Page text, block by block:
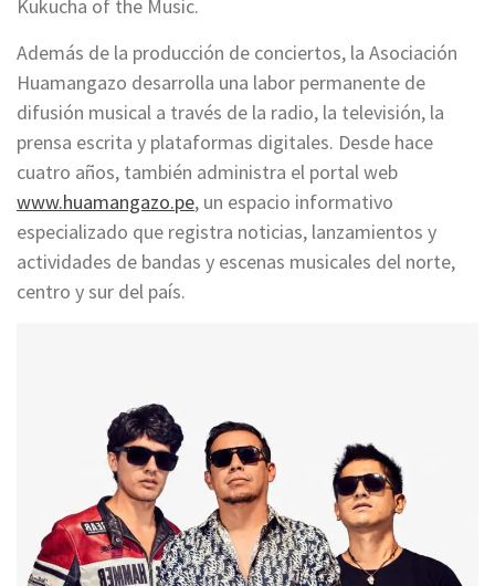
Kukucha of the Music.
Además de la producción de conciertos, la Asociación
Huamangazo desarrolla una labor permanente de
difusión musical a través de la radio, la televisión, la
prensa escrita y plataformas digitales. Desde hace
cuatro años, también administra el portal web
www.huamangazo.pe, un espacio informativo
especializado que registra noticias, lanzamientos y
actividades de bandas y escenas musicales del norte,
centro y sur del país.